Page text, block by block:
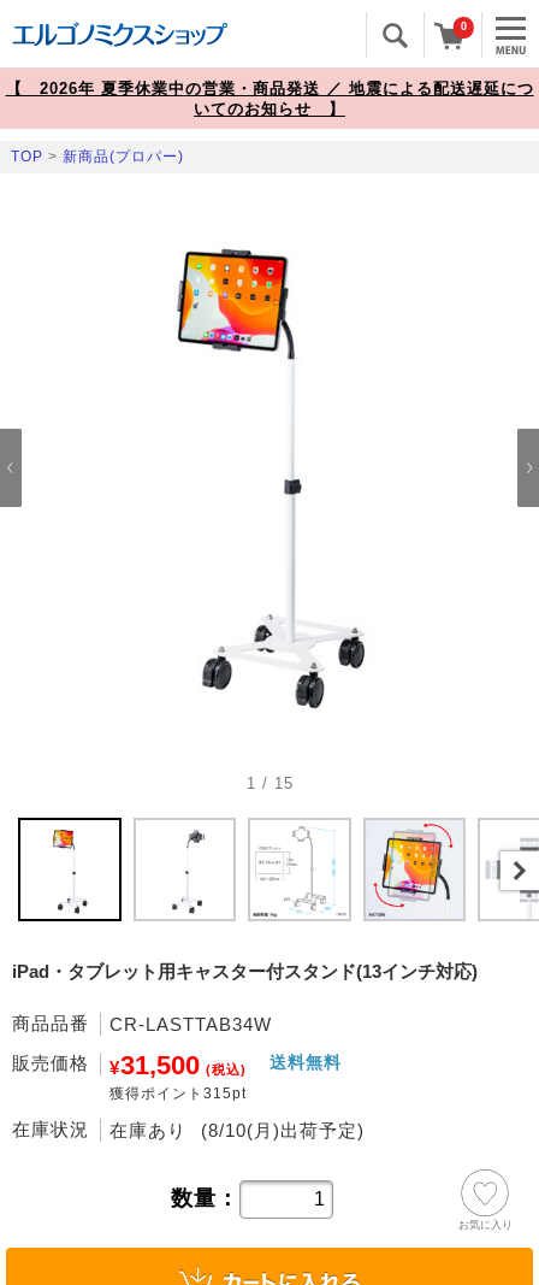
0
【 2026年 夏季休業中の営業・商品発送 ／ 地震による配送遅延につ
いてのお知らせ 】
TOP > 新商品(プロパー)
1 / 15
iPad・タブレット用キャスター付スタンド(13インチ対応)
商品品番
CR-LASTTAB34W
販売価格
¥31,500 (税込)
獲得ポイント315pt
送料無料
在庫状況 在庫あり (8/10(月)出荷予定)
数量：
お気に入り